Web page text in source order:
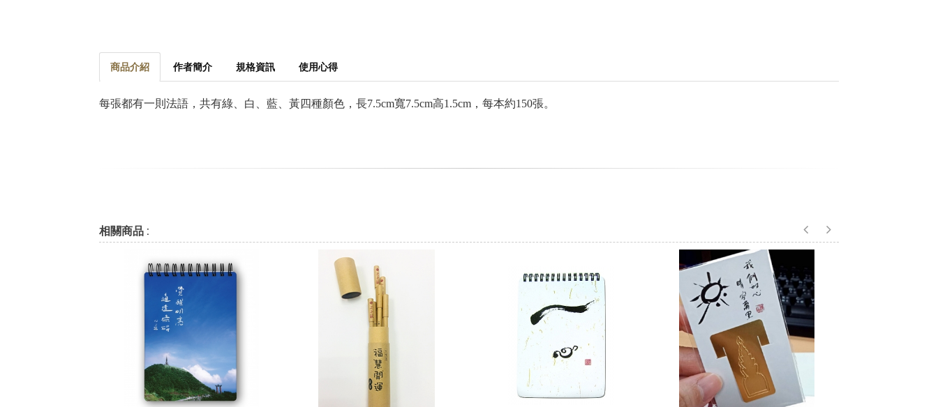
商品介紹 作者簡介 規格資訊 使用心得
每張都有一則法語，共有綠、白、藍、黃四種顏色，長7.5cm寬7.5cm高1.5cm，每本約150張。
相關商品 :